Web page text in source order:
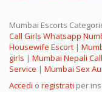
Mumbai Escorts
Call Girls Whatsapp
Housewife Escort |
girls | Mumbai Nepali
Service | Mumbai Sex
Accedi o registrati per